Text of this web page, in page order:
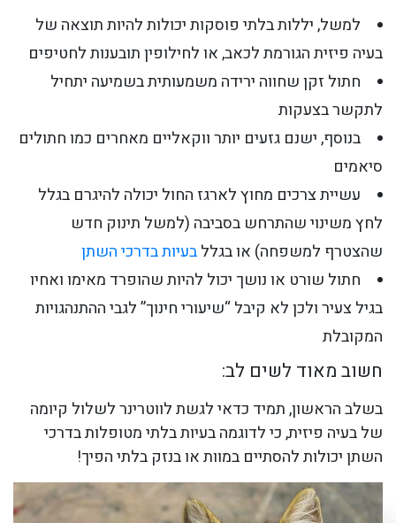
למשל, יללות בלתי פוסקות יכולות להיות תוצאה של
בעיה פיזית הגורמת לכאב, או לחילופין תובענות לחטיפים
חתול זקן שחווה ירידה משמעותית בשמיעה יתחיל
לתקשר בצעקות
בנוסף, ישנם גזעים יותר ווקאליים מאחרים כמו חתולים
סיאמים
עשיית צרכים מחוץ לארגז החול יכולה להיגרם בגלל
לחץ משינוי שהתרחש בסביבה (למשל תינוק חדש
שהצטרף למשפחה) או בגללבעיות בדרכי השתן
חתול שורט או נושך יכול להיות שהופרד מאימו ואחיו
בגיל צעיר ולכן לא קיבל “שיעורי חינוך” לגבי ההתנהגויות
המקובלת
חשוב מאוד לשים לב:
בשלב הראשון, תמיד כדאי לגשת לווטרינר לשלול קיומה
של בעיה פיזית, כי לדוגמה בעיות בלתי מטופלות בדרכי
השתן יכולות להסתיים במוות או בנזק בלתי הפיך!